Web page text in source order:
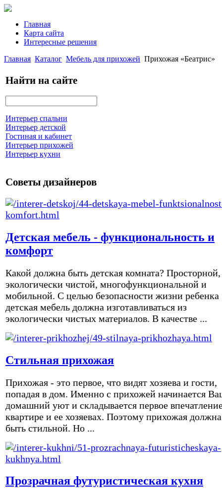
Главная
Карта сайта
Интересные решения
Главная Каталог Мебель для прихожей Прихожая «Беатрис»
Найти на сайте
Интерьер спальни
Интерьер детской
Гостиная и кабинет
Интерьер прихожей
Интерьер кухни
Советы дизайнеров
Детская мебель - функциональность и
комфорт
Какой должна быть детская комната? Просторной,
экологически чистой, многофункциональной и
мобильной. С целью безопасности жизни ребенка
детская мебель должна изготавливаться из
экологически чистых материалов. В качестве ...
Стильная прихожая
Прихожая - это первое, что видят хозяева и гости,
попадая в дом. Именно с прихожей начинается
домашний уют и складывается первое
квартире и ее хозяевах. Поэтому прихожая должна
быть стильной. Но ...
Прозрачная футуристическая кухня